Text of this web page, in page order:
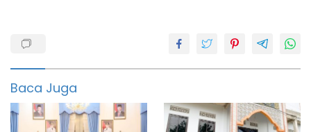
Kabupaten
Pandeglang
Provinsi
banten
Baca Juga